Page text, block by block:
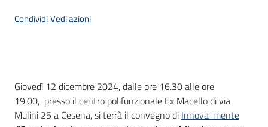
CondividiVedi azioni
Introduzione
Giovedì 12 dicembre 2024, dalle ore 16.30 alle ore
19.00, presso il centro polifunzionale Ex Macello di via
Mulini 25 a Cesena, si terrà il convegno di Innova-mente